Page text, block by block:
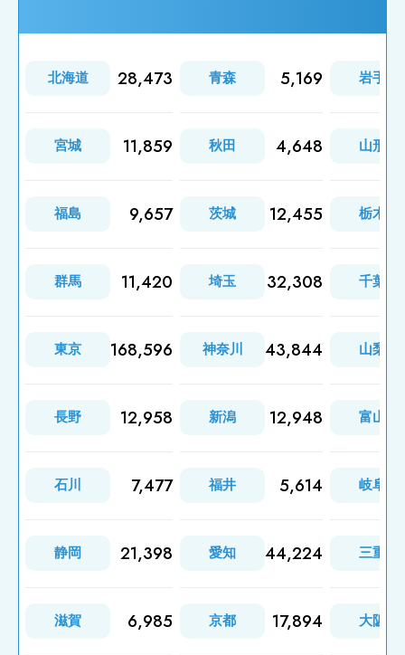
北海道 28,473 青森 5,169 岩手
宮城 11,859 秋田 4,648 山形
福島 9,657 茨城 12,455 栃木
群馬 11,420 埼玉 32,308 千葉
東京 168,596 神奈川 43,844 山梨
長野 12,958 新潟 12,948 富山
石川 7,477 福井 5,614 岐阜
静岡 21,398 愛知 44,224 三重
滋賀 6,985 京都 17,894 大阪